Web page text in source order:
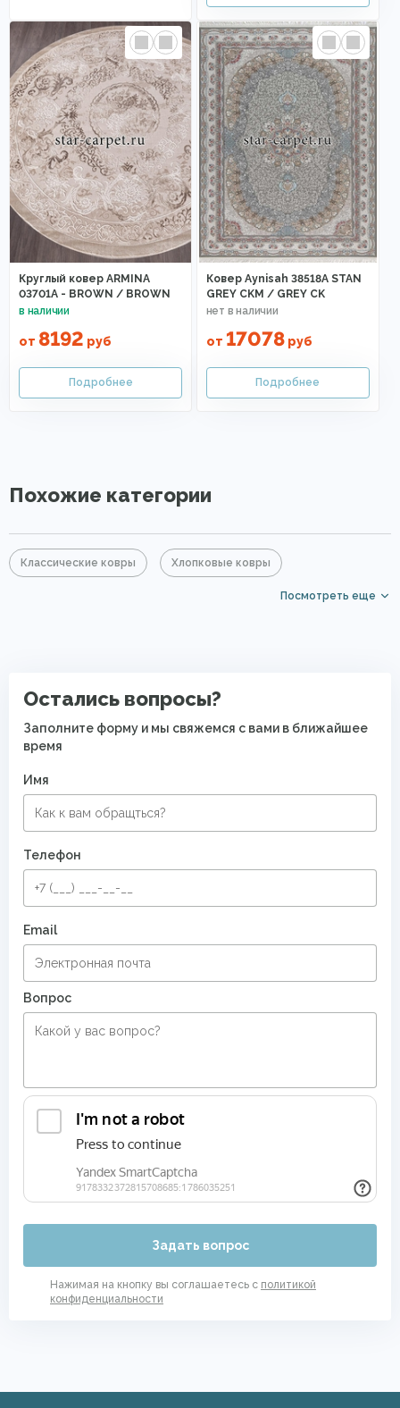
Круглый ковер ARMINA
03701A - BROWN / BROWN
от 8192 руб
Ковер Aynisah 38518A STAN
GREY CKM / GREY CK
от 17078руб
Похожие категории
Классические ковры Хлопковые ковры
Серые ковры
Посмотреть еще
Остались вопросы?
Заполните форму и мы свяжемся с вами в ближайшее
время
Имя
Телефон
Email
Вопрос
Задать вопрос
Нажимая на кнопку вы соглашаетесь с политикой
конфиденциальности